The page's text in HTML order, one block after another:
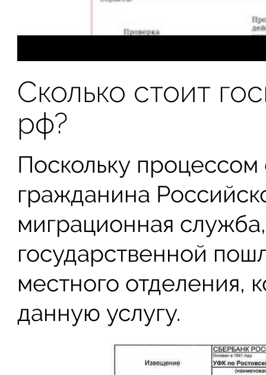
Сколько стоит
рф?
Поскольку
гражданина
миграционная
государственной
местного отделения,
данную услугу.